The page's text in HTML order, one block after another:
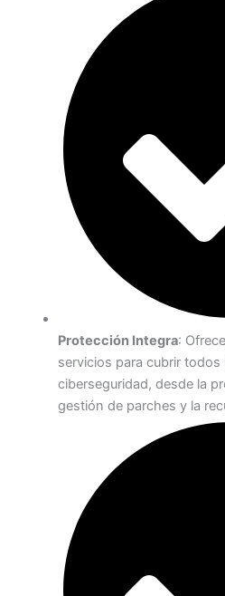
Protección Integra:
servicios para cubrir
ciberseguridad, desde la
gestión de parches y la